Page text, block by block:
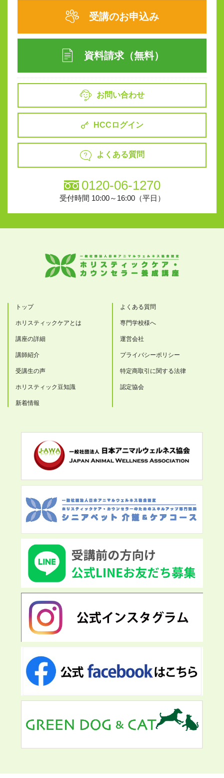
受講のお申込み
資料請求（無料）
お問い合わせ
HCCログイン
よくある質問
0120-06-1270
受付時間 10:00～16:00（平日）
トップ
ホリスティックケアとは
講座の詳細
講師紹介
受講生の声
ホリスティック豆知識
新着情報
よくある質問
専門学校様へ
運営会社
プライバシーポリシー
特定商取引に関する法律
認定協会